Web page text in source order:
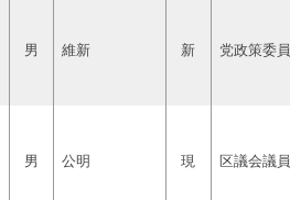
男 維新 新 党政策委員
男 公明 現 区議会議員